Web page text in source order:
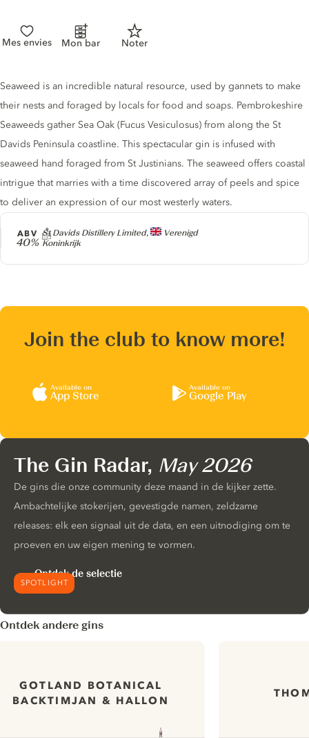
Mes envies Mon bar Noter
Producer
St Davids Distillery Limited,
Verenigd
Koninkrijk
ABV
40%
Gin description
Seaweed is an incredible natural resource, used by gannets to make
their nests and foraged by locals for food and soaps. Pembrokeshire
Seaweeds gather Sea Oak (Fucus Vesiculosus) from along the St
Davids Peninsula coastline. This spectacular gin is infused with
seaweed hand foraged from St Justinians. The seaweed offers coastal
intrigue that marries with a time discovered array of peels and spice
to deliver an expression of our most westerly waters.
Join the club to know more!
Available on
App Store
Available on
Google Play
SPOTLIGHT
The Gin Radar, May 2026
De gins die onze community deze maand in de kijker zette.
Ambachtelijke stokerijen, gevestigde namen, zeldzame
releases: elk een signaal uit de data, en een uitnodiging om te
proeven en uw eigen mening te vormen.
Ontdek de selectie
Ontdek andere gins
GOTLAND BOTANICAL
BACKTIMJAN & HALLON